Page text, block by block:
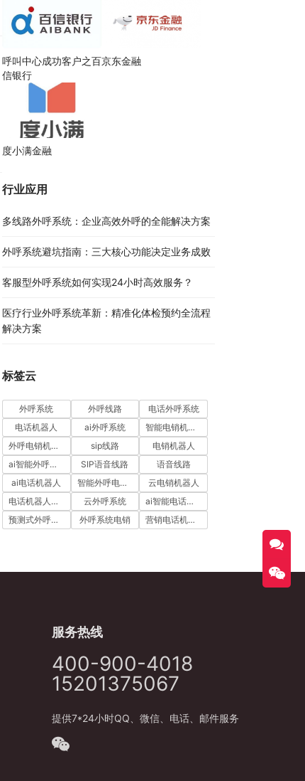
呼叫中心成功客户之百
信银行
京东金融
度小满金融
行业应用
多线路外呼系统：企业高效外呼的全能解决方案​
外呼系统避坑指南：三大核心功能决定业务成败​
客服型外呼系统如何实现24小时高效服务？
医疗行业外呼系统革新：精准化体检预约全流程
解决方案​
标签云
外呼系统 外呼线路
电话外呼系统
电话机器人
ai外呼系统
智能电销机器人
外呼电销机器人
sip线路
电销机器人
ai智能外呼系统
SIP语音线路
语音线路
ai电话机器人
智能外呼电销机器人
云电销机器人
电话机器人外呼
云外呼系统
ai智能电话机器人
预测式外呼系统
外呼系统电销 营销电话机器人
服务热线
400-900-4018
15201375067
提供7*24小时QQ、微信、电话、邮件服务